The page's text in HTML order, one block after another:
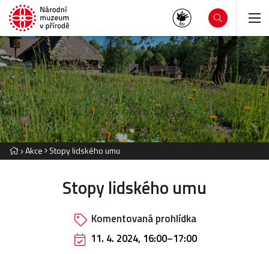
Akce Stopy lidského umu
Stopy lidského umu
Komentovaná prohlídka
11. 4. 2024, 16:00–17:00